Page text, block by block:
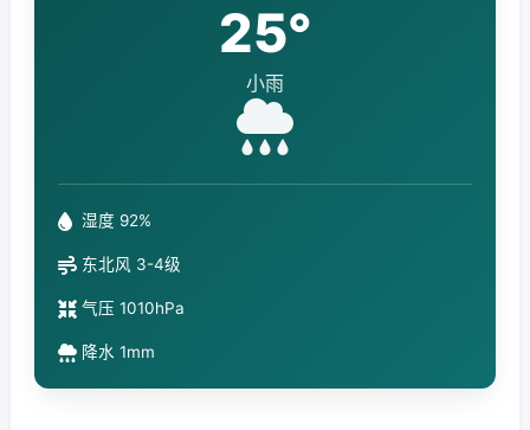
25°
小雨
湿度 92%
东北风 3-4级
气压 1010hPa
降水 1mm